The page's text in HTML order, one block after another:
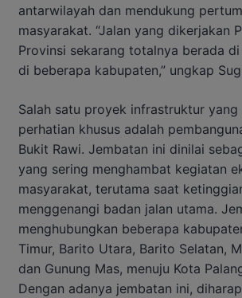
antarwilayah dan mendukung
masyarakat. “Jalan yang dikerjakan
Provinsi sekarang totalnya berada
di beberapa kabupaten,” ungkap
Salah satu proyek infrastruktur yang
perhatian khusus adalah
Bukit Rawi. Jembatan ini dinilai
yang sering menghambat kegiatan
masyarakat, terutama saat
menggenangi badan jalan utama.
menghubungkan beberapa
Timur, Barito Utara, Barito Selatan,
dan Gunung Mas, menuju Kota
Dengan adanya jembatan ini,